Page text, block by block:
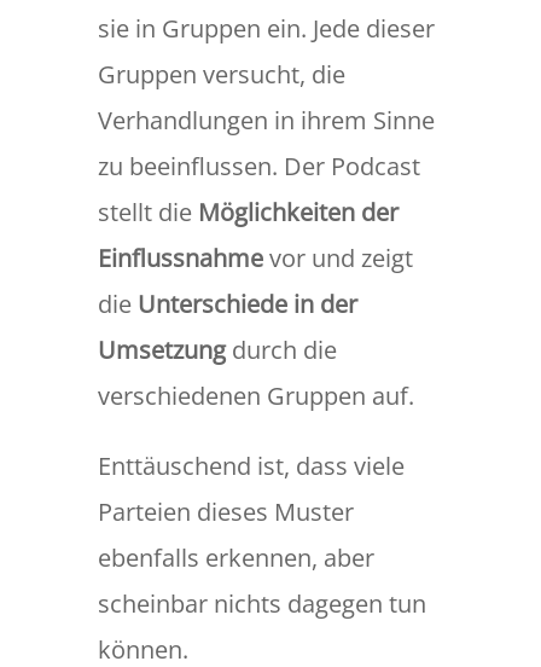
sie in Gruppen ein. Jede dieser
Gruppen versucht, die
Verhandlungen in ihrem Sinne
zu beeinflussen. Der Podcast
stellt die Möglichkeiten der
Einflussnahmevor und zeigt
die Unterschiede in der
Umsetzungdurch die
verschiedenen Gruppen auf.
Enttäuschend ist, dass viele
Parteien dieses Muster
ebenfalls erkennen, aber
scheinbar nichts dagegen tun
können.